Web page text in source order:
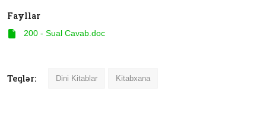
Fayllar
200 - Sual Cavab.doc
Teqlər: Dini Kitablar Kitabxana